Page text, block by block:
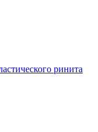
ринита